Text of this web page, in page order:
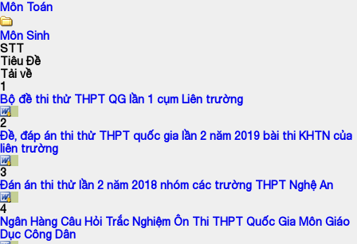
Môn Toán
Môn Sinh
STT
Tiêu Đề
Tải về
1
Bộ đề thi thử THPT QG lần 1 cụm Liên trường
2
Đề, đáp án thi thử THPT quốc gia lần 2 năm 2019 bài thi KHTN của
liên trường
3
Đán án thi thử lần 2 năm 2018 nhóm các trường THPT Nghệ An
4
Ngân Hàng Câu Hỏi Trắc Nghiệm Ôn Thi THPT Quốc Gia Môn Giáo
Dục Công Dân